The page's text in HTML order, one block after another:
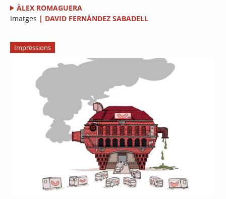
ÀLEX ROMAGUERA
Imatges | DAVID FERNÀNDEZ SABADELL
Impressions